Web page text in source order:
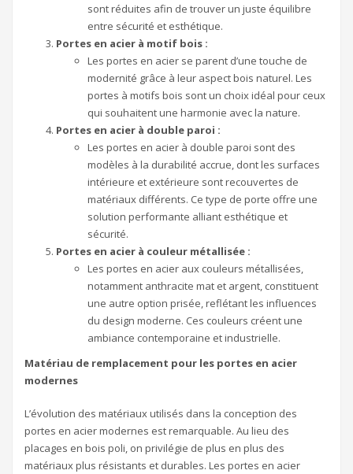
sont réduites afin de trouver un juste équilibre
entre sécurité et esthétique.
Portes en acier à motif bois :
Les portes en acier se parent d’une touche de
modernité grâce à leur aspect bois naturel. Les
portes à motifs bois sont un choix idéal pour ceux
qui souhaitent une harmonie avec la nature.
Portes en acier à double paroi :
Les portes en acier à double paroi sont des
modèles à la durabilité accrue, dont les surfaces
intérieure et extérieure sont recouvertes de
matériaux différents. Ce type de porte offre une
solution performante alliant esthétique et
sécurité.
Portes en acier à couleur métallisée :
Les portes en acier aux couleurs métallisées,
notamment anthracite mat et argent, constituent
une autre option prisée, reflétant les influences
du design moderne. Ces couleurs créent une
ambiance contemporaine et industrielle.
Matériau de remplacement pour les portes en acier
modernes
L’évolution des matériaux utilisés dans la conception des
portes en acier modernes est remarquable. Au lieu des
placages en bois poli, on privilégie de plus en plus des
matériaux plus résistants et durables. Les portes en acier